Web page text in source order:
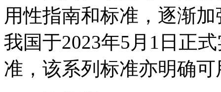
用性指南和标准，逐渐
我国于2023年5月1日正
准，该系列标准亦明确